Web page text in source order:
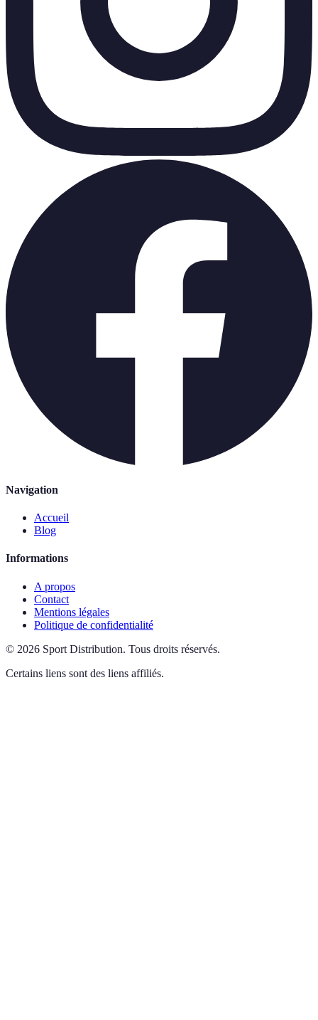
Navigation
Accueil
Blog
Informations
A propos
Contact
Mentions légales
Politique de confidentialité
© 2026 Sport Distribution. Tous droits réservés.
Certains liens sont des liens affiliés.